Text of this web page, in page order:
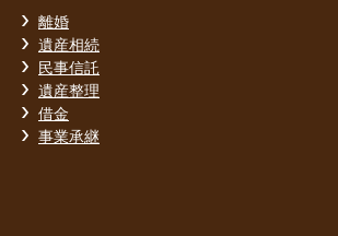
離婚
遺産相続
民事信託
遺産整理
借金
事業承継